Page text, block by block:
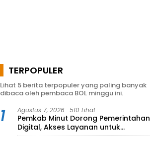
TERPOPULER
Lihat 5 berita terpopuler yang paling banyak
dibaca oleh pembaca BOL minggu ini.
1 Agustus 7, 2026 510 Lihat
Pemkab Minut Dorong Pemerintahan
Digital, Akses Layanan untuk
Masyarakat